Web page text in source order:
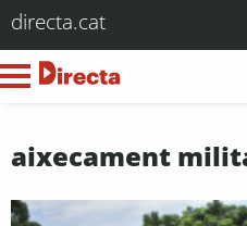
directa.cat
aixecament